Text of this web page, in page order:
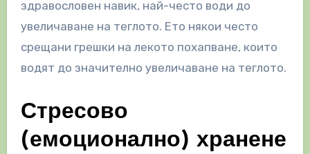
здравословен навик, най-често води до
увеличаване на теглото. Ето някои често
срещани грешки на лекото похапване, които
водят до значително увеличаване на теглото.
Стресово
(емоционално) хранене